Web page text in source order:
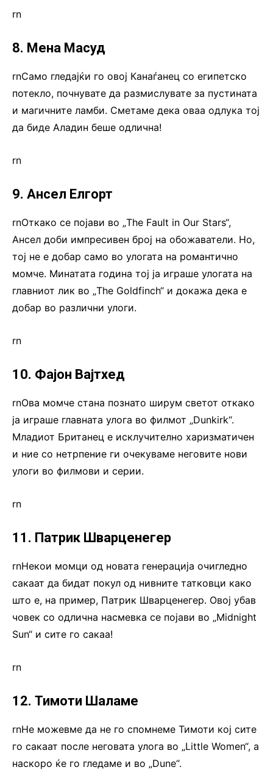
rn
8. Мена Масуд
rnСамо гледајќи го овој Канаѓанец со египетско
потекло, почнувате да размислувате за пустината
и магичните ламби. Сметаме дека оваа одлука тој
да биде Аладин беше одлична!
rn
9. Ансел Елгорт
rnОткако се појави во „The Fault in Our Stars“,
Ансел доби импресивен број на обожаватели. Но,
тој не е добар само во улогата на романтично
момче. Минатата година тој ја играше улогата на
главниот лик во „The Goldfinch“ и докажа дека е
добар во различни улоги.
rn
10. Фајон Вајтхед
rnОва момче стана познато ширум светот откако
ја играше главната улога во филмот „Dunkirk“.
Младиот Британец е исклучително харизматичен
и ние со нетрпение ги очекуваме неговите нови
улоги во филмови и серии.
rn
11. Патрик Шварценегер
rnНекои момци од новата генерација очигледно
сакаат да бидат покул од нивните татковци како
што е, на пример, Патрик Шварценегер. Овој убав
човек со одлична насмевка се појави во „Midnight
Sun“ и сите го сакаа!
rn
12. Тимоти Шаламе
rnНе можевме да не го спомнеме Тимоти кој сите
го сакаат после неговата улога во „Little Women“, а
наскоро ќе го гледаме и во „Dune“.